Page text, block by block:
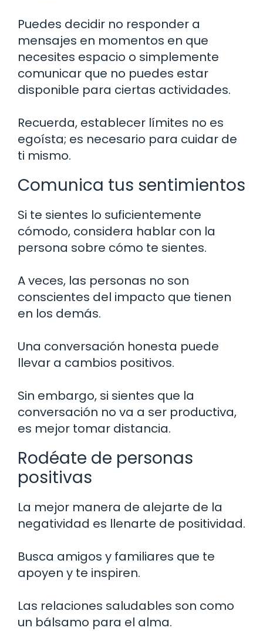
Puedes decidir no responder a
mensajes en momentos en que
necesites espacio o simplemente
comunicar que no puedes estar
disponible para ciertas actividades.
Recuerda, establecer límites no es
egoísta; es necesario para cuidar de
ti mismo.
Comunica tus sentimientos
Si te sientes lo suficientemente
cómodo, considera hablar con la
persona sobre cómo te sientes.
A veces, las personas no son
conscientes del impacto que tienen
en los demás.
Una conversación honesta puede
llevar a cambios positivos.
Sin embargo, si sientes que la
conversación no va a ser productiva,
es mejor tomar distancia.
Rodéate de personas
positivas
La mejor manera de alejarte de la
negatividad es llenarte de positividad.
Busca amigos y familiares que te
apoyen y te inspiren.
Las relaciones saludables son como
un bálsamo para el alma.